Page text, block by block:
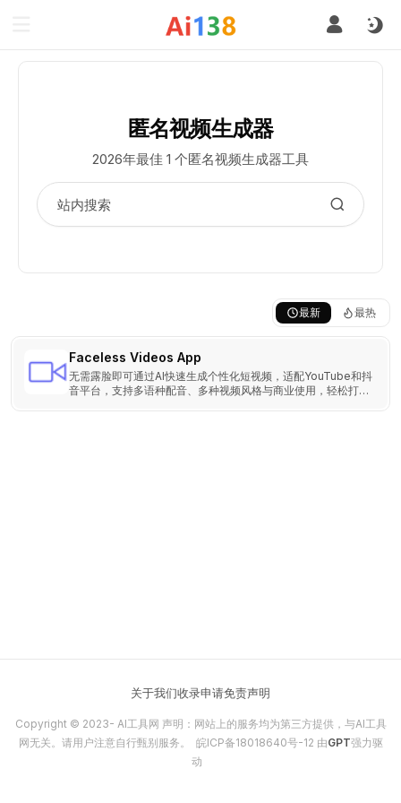
匿名视频生成器
2026年最佳 1 个匿名视频生成器工具
最新 最热
Faceless Videos App
无需露脸即可通过AI快速生成个性化短视频，适配YouTube和抖
音平台，支持多语种配音、多种视频风格与商业使用，轻松打造
关于我们收录申请免责声明
Copyright © 2023- AI工具网 声明：网站上的服务均为第三方提供，与AI工具
网无关。请用户注意自行甄别服务。 皖ICP备18018640号-12 由GPT强力驱
动